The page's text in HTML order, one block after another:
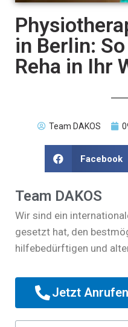
in Berlin:
Reha in Ihr
Team DAKOS
Facebook
Team DAKOS
Wir sind ein
gesetzt hat, den
hilfebedürftigen und
Jetzt